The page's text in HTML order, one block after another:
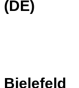
(DE)
Bielefeld